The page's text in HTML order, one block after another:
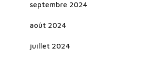
septembre 2024
août 2024
juillet 2024